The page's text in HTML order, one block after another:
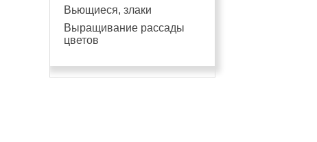
Вьющиеся, злаки
Выращивание рассады
цветов